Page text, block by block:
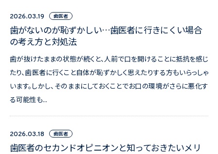
2026.03.19 歯医者
歯がないのが恥ずかしい…歯医者に行きにくい場合
の考え方と対処法
歯が抜けたままの状態が続くと、人前で口を開けることに抵抗を感じ
たり、歯医者に行くこと自体が恥ずかしく思えたりする方もいらっしゃ
います。しかし、そのままにしておくことでお口の環境がさらに悪化す
る可能性も...
2026.03.18 歯医者
歯医者のセカンドオピニオンと知っておきたいメリ